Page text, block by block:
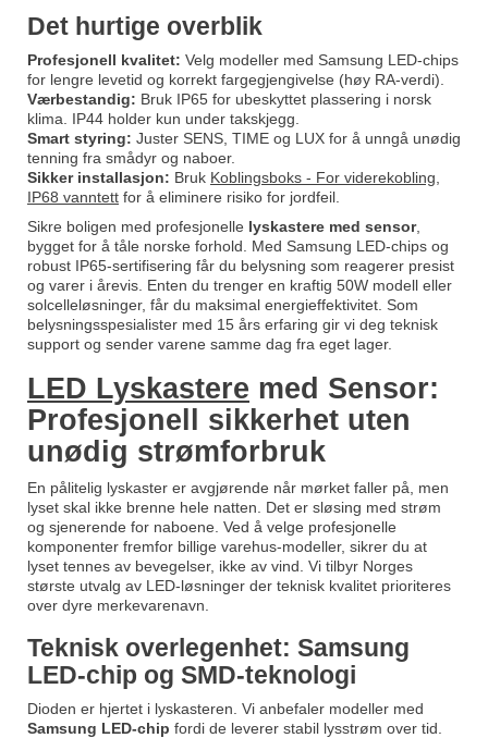
Det hurtige overblik
Profesjonell kvalitet: Velg modeller med Samsung LED-chips
for lengre levetid og korrekt fargegjengivelse (høy RA-verdi).
Værbestandig: Bruk IP65 for ubeskyttet plassering i norsk
klima. IP44 holder kun under takskjegg.
Smart styring: Juster SENS, TIME og LUX for å unngå unødig
tenning fra smådyr og naboer.
Sikker installasjon: Bruk Koblingsboks - For viderekobling,
IP68 vanntett for å eliminere risiko for jordfeil.
Sikre boligen med profesjonelle lyskastere med sensor,
bygget for å tåle norske forhold. Med Samsung LED-chips og
robust IP65-sertifisering får du belysning som reagerer presist
og varer i årevis. Enten du trenger en kraftig 50W modell eller
solcelleløsninger, får du maksimal energieffektivitet. Som
belysningsspesialister med 15 års erfaring gir vi deg teknisk
support og sender varene samme dag fra eget lager.
LED Lyskastere med Sensor:
Profesjonell sikkerhet uten
unødig strømforbruk
En pålitelig lyskaster er avgjørende når mørket faller på, men
lyset skal ikke brenne hele natten. Det er sløsing med strøm
og sjenerende for naboene. Ved å velge profesjonelle
komponenter fremfor billige varehus-modeller, sikrer du at
lyset tennes av bevegelser, ikke av vind. Vi tilbyr Norges
største utvalg av LED-løsninger der teknisk kvalitet prioriteres
over dyre merkevarenavn.
Teknisk overlegenhet: Samsung
LED-chip og SMD-teknologi
Dioden er hjertet i lyskasteren. Vi anbefaler modeller med
Samsung LED-chip fordi de leverer stabil lysstrøm over tid.